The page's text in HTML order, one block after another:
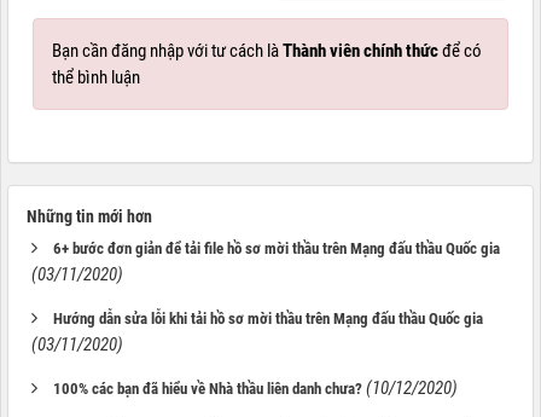
Bạn cần đăng nhập với tư cách làThành viên chính thứcđể có
thể bình luận
Những tin mới hơn
6+ bước đơn giản để tải file hồ sơ mời thầu trên Mạng đấu thầu Quốc gia
(03/11/2020)
Hướng dẫn sửa lỗi khi tải hồ sơ mời thầu trên Mạng đấu thầu Quốc gia
(03/11/2020)
100% các bạn đã hiểu về Nhà thầu liên danh chưa? (10/12/2020)